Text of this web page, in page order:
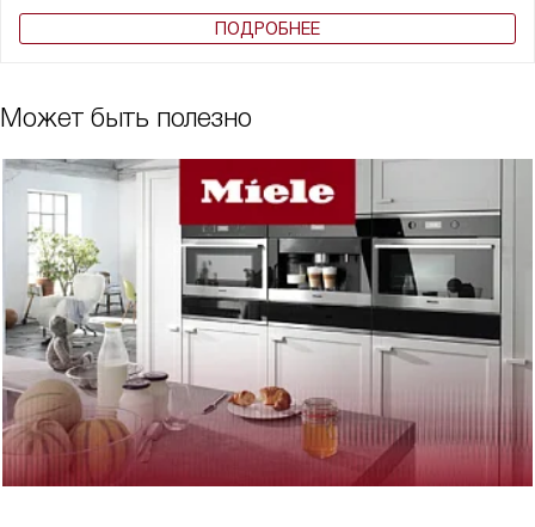
ПОДРОБНЕЕ
Может быть полезно